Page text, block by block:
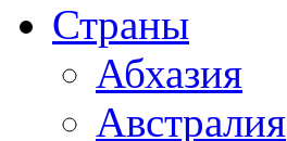
Страны
Абхазия
Австралия